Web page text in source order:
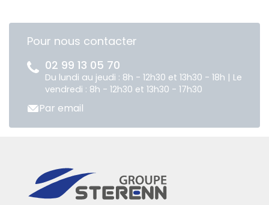
Pour nous contacter
02 99 13 05 70
Du lundi au jeudi : 8h - 12h30 et 13h30 - 18h | Le
vendredi : 8h - 12h30 et 13h30 - 17h30
Par email